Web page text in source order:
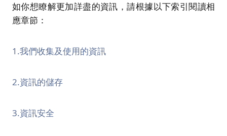
如你想瞭解更加詳盡的資訊，請根據以下索引閱讀相
應章節：
1.我們收集及使用的資訊
2.資訊的儲存
3.資訊安全